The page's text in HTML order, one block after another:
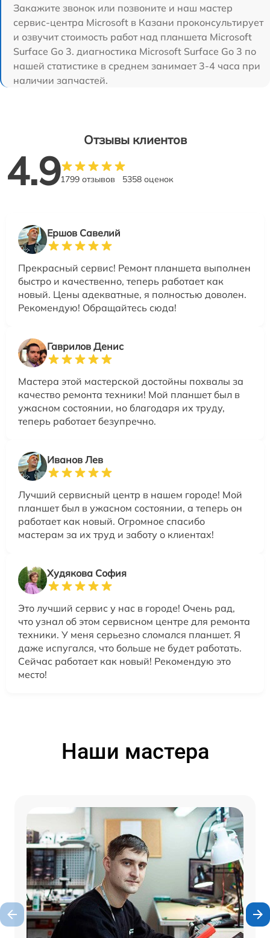
Закажите звонок или позвоните и наш мастер
сервис-центра Microsoft в Казани проконсультирует
и озвучит стоимость работ над планшета Microsoft
Surface Go 3. диагностика Microsoft Surface Go 3 по
нашей статистике в среднем занимает 3-4 часа при
наличии запчастей.
Отзывы клиентов
4.91799 отзывов 5358 оценок
Ершов Савелий
Прекрасный сервис! Ремонт планшета выполнен
быстро и качественно, теперь работает как
новый. Цены адекватные, я полностью доволен.
Рекомендую! Обращайтесь сюда!
Гаврилов Денис
Мастера этой мастерской достойны похвалы за
качество ремонта техники! Мой планшет был в
ужасном состоянии, но благодаря их труду,
теперь работает безупречно.
Иванов Лев
Лучший сервисный центр в нашем городе! Мой
планшет был в ужасном состоянии, а теперь он
работает как новый. Огромное спасибо
мастерам за их труд и заботу о клиентах!
Худякова София
Это лучший сервис у нас в городе! Очень рад,
что узнал об этом сервисном центре для ремонта
техники. У меня серьезно сломался планшет. Я
даже испугался, что больше не будет работать.
Сейчас работает как новый! Рекомендую это
место!
Наши мастера